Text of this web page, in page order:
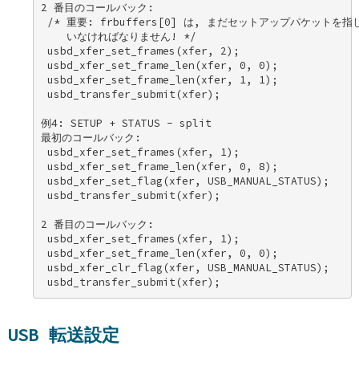
2 番目のコールバック:
/* 重要: frbuffers[0] は, まだセットアップパケットを指
    いなければなりません! */
usbd_xfer_set_frames(xfer, 2);
usbd_xfer_set_frame_len(xfer, 0, 0);
usbd_xfer_set_frame_len(xfer, 1, 1);
usbd_transfer_submit(xfer);
例4: SETUP + STATUS - split
最初のコールバック:
usbd_xfer_set_frames(xfer, 1);
usbd_xfer_set_frame_len(xfer, 0, 8);
usbd_xfer_set_flag(xfer, USB_MANUAL_STATUS);
usbd_transfer_submit(xfer);
2 番目のコールバック:
usbd_xfer_set_frames(xfer, 1);
usbd_xfer_set_frame_len(xfer, 0, 0);
usbd_xfer_clr_flag(xfer, USB_MANUAL_STATUS);
USB 転送設定